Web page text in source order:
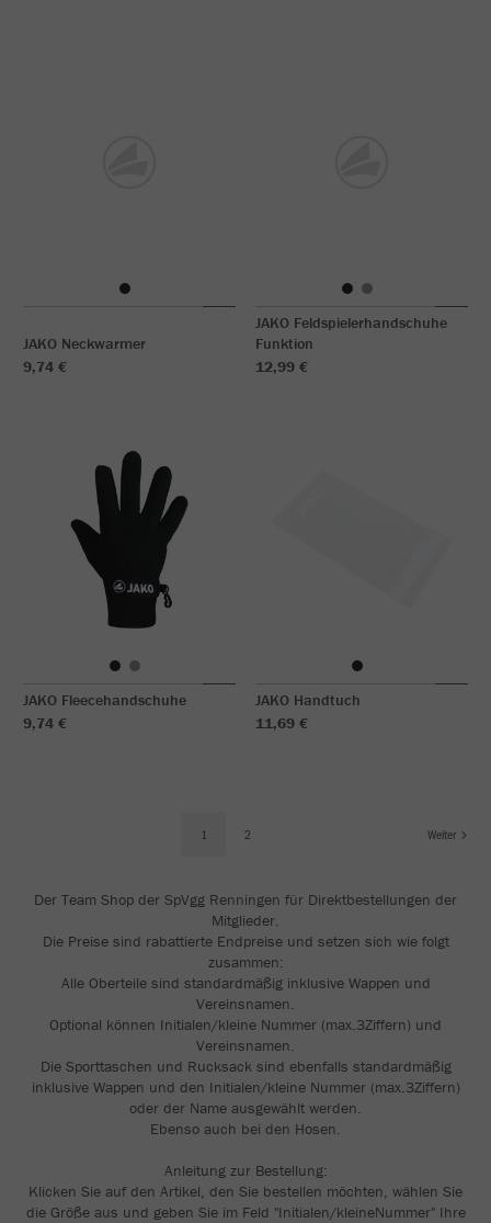
JAKO Neckwarmer
9,74 €
JAKO Feldspielerhandschuhe
Funktion
12,99 €
JAKO Fleecehandschuhe
9,74 €
JAKO Handtuch
11,69 €
1 2 Weiter
Der Team Shop der SpVgg Renningen für Direktbestellungen der
Mitglieder.
Die Preise sind rabattierte Endpreise und setzen sich wie folgt
zusammen:
Alle Oberteile sind standardmäßig inklusive Wappen und
Vereinsnamen.
Optional können Initialen/kleine Nummer (max.3Ziffern) und
Vereinsnamen.
Die Sporttaschen und Rucksack sind ebenfalls standardmäßig
inklusive Wappen und den Initialen/kleine Nummer (max.3Ziffern)
oder der Name ausgewählt werden.
Ebenso auch bei den Hosen.
Anleitung zur Bestellung:
Klicken Sie auf den Artikel, den Sie bestellen möchten, wählen Sie
die Größe aus und geben Sie im Feld "Initialen/kleineNummer" Ihre